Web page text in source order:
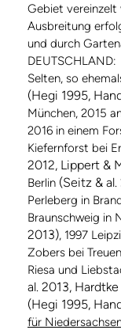
Gebiet
Ausbreitung
und durch
DEUTSCHLAND:
Selten, so
(Hegi 1995,
München, 2015
2016 in einem
Kiefernforst bei
2012, Lippert &
Berlin (Seitz & al.
Perleberg in
Braunschweig in
2013), 1997
Zobers bei
Riesa und
al. 2013,
(Hegi 1995,
für